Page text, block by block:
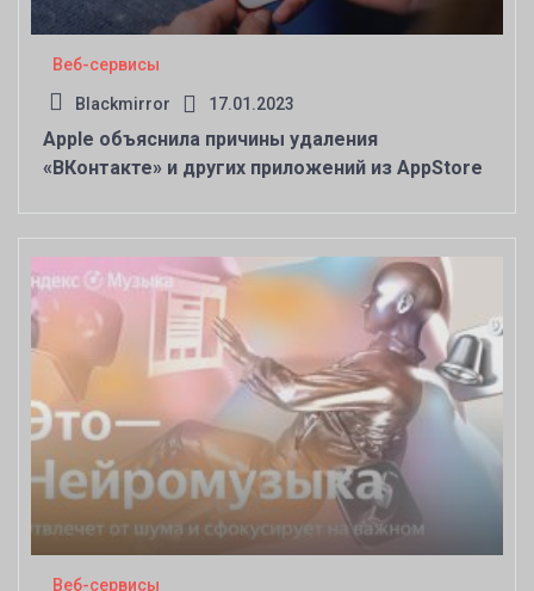
Веб-сервисы
Blackmirror 17.01.2023
Apple объяснила причины удаления
«ВКонтакте» и других приложений из AppStore
Веб-сервисы